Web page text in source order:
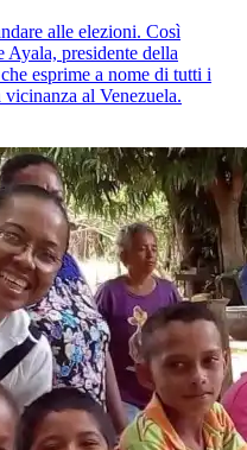
alle elezioni. Così
Ayala, presidente della
esprime a nome di tutti i
al Venezuela.